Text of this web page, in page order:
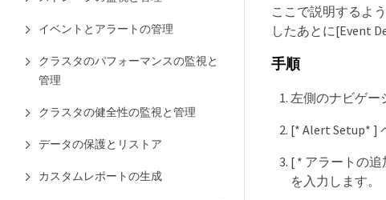
イベントとアラートの管理
クラスタのパフォーマンスの監視と
管理
クラスタの健全性の監視と管理
データの保護とリストア
カスタムレポートの生成
ここで説明するよ
したあとに[Event
手順
左側のナビゲー
[* Alert Setup* ]
[ * アラートの
を入力します。